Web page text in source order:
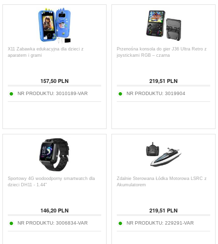
X11 Zabawka edukacyjna dla dzieci z
aparatem i grami
157,50 PLN
NR PRODUKTU: 3010189-VAR
Przenośna konsola do gier J36 Ultra Retro z
joystickami RGB – czarna
219,51 PLN
NR PRODUKTU: 3019904
Sportowy 4G wodoodporny smartwatch dla
dzieci DH11 - 1.44"
146,20 PLN
NR PRODUKTU: 3006834-VAR
Zdalnie Sterowana Łódka Motorowa LSRC z
Akumulatorem
219,51 PLN
NR PRODUKTU: 229291-VAR